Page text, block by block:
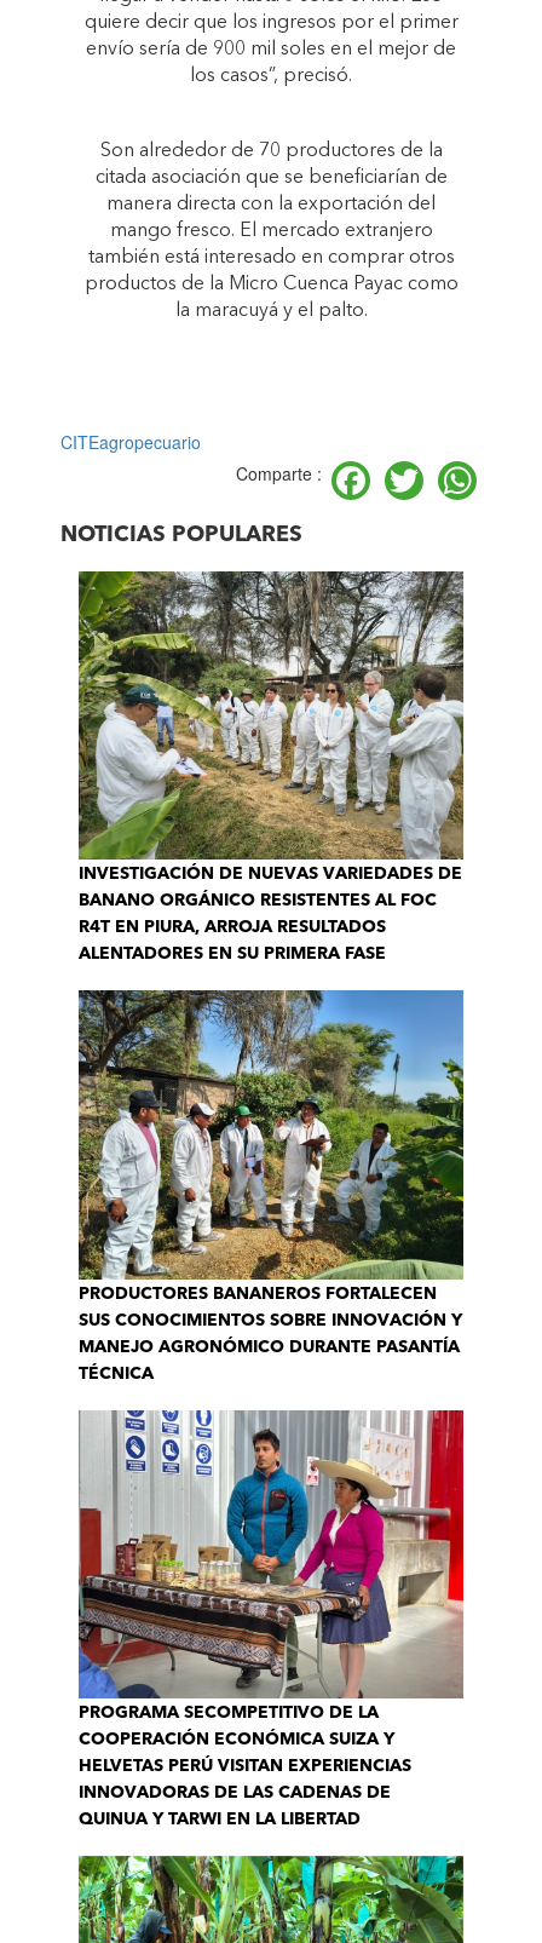
quiere decir que los ingresos por el primer
envío sería de 900 mil soles en el mejor de
los casos”, precisó.
Son alrededor de 70 productores de la
citada asociación que se beneficiarían de
manera directa con la exportación del
mango fresco. El mercado extranjero
también está interesado en comprar otros
productos de la Micro Cuenca Payac como
la maracuyá y el palto.
CITEagropecuario
Comparte :
Facebook
Twitter
NOTICIAS POPULARES
INVESTIGACIÓN DE NUEVAS VARIEDADES DE
BANANO ORGÁNICO RESISTENTES AL FOC
R4T EN PIURA, ARROJA RESULTADOS
ALENTADORES EN SU PRIMERA FASE
PRODUCTORES BANANEROS FORTALECEN
SUS CONOCIMIENTOS SOBRE INNOVACIÓN Y
MANEJO AGRONÓMICO DURANTE PASANTÍA
TÉCNICA
PROGRAMA SECOMPETITIVO DE LA
COOPERACIÓN ECONÓMICA SUIZA Y
HELVETAS PERÚ VISITAN EXPERIENCIAS
INNOVADORAS DE LAS CADENAS DE
QUINUA Y TARWI EN LA LIBERTAD